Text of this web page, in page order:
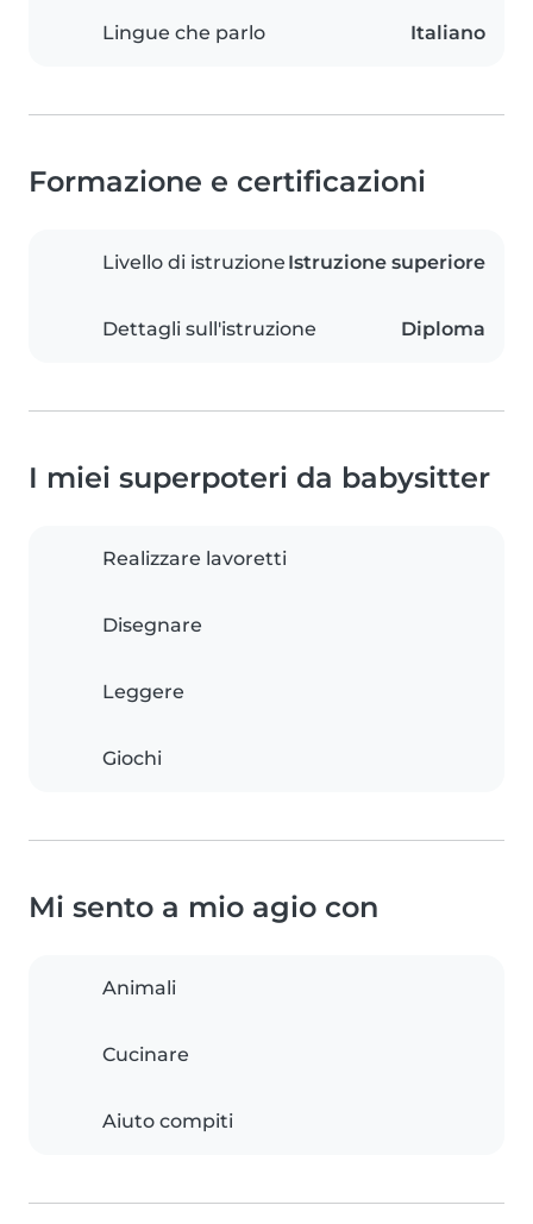
Lingue che parlo Italiano
Formazione e certificazioni
Livello di istruzione Istruzione superiore
Dettagli sull'istruzione Diploma
I miei superpoteri da babysitter
Realizzare lavoretti
Disegnare
Leggere
Giochi
Mi sento a mio agio con
Animali
Cucinare
Aiuto compiti